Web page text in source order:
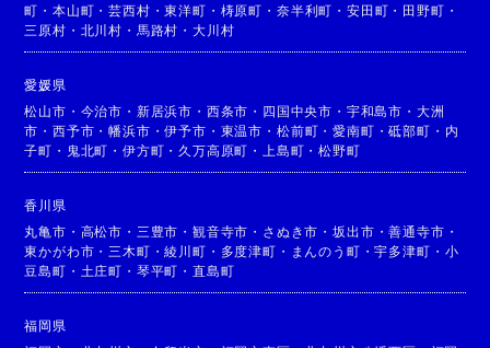
町 ・本山町 ・芸西村 ・東洋町 ・ 梼原町 ・ 奈半利町 ・ 安田町 ・ 田野町 ・
三原村 ・ 北川村 ・ 馬路村 ・大川村
愛媛県
松山市 ・ 今治市 ・ 新居浜市 ・ 西条市 ・ 四国中央市 ・ 宇和島市 ・ 大洲
市 ・西予市 ・幡浜市 ・伊予市 ・ 東温市 ・ 松前町 ・愛南町 ・砥部町 ・ 内
子町 ・ 鬼北町 ・伊方町 ・ 久万高原町 ・ 上島町 ・松野町
香川県
丸亀市 ・ 高松市 ・ 三豊市 ・観音寺市 ・ さぬき市 ・坂出市 ・善通寺市 ・
東かがわ市 ・ 三木町 ・綾川町 ・ 多度津町 ・ まんのう町 ・宇多津町 ・ 小
豆島町 ・ 土庄町 ・ 琴平町 ・直島町
福岡県